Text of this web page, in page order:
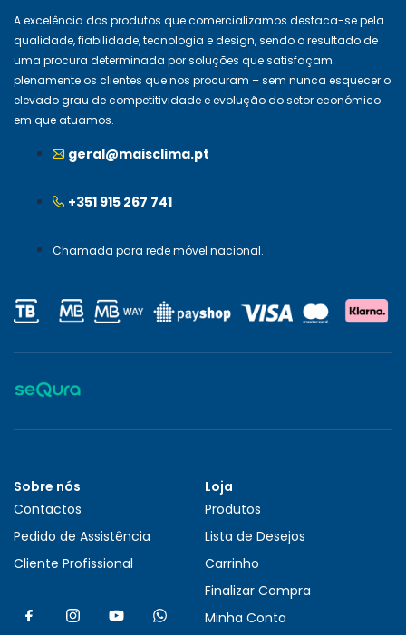
A excelência dos produtos que comercializamos destaca-se pela
qualidade, fiabilidade, tecnologia e design, sendo o resultado de
uma procura determinada por soluções que satisfaçam
plenamente os clientes que nos procuram – sem nunca esquecer o
elevado grau de competitividade e evolução do setor económico
em que atuamos.
geral@maisclima.pt
+351 915 267 741
Chamada para rede móvel nacional.
Sobre nós
Contactos
Pedido de Assistência
Cliente Profissional
Loja
Produtos
Lista de Desejos
Carrinho
Finalizar Compra
Minha Conta